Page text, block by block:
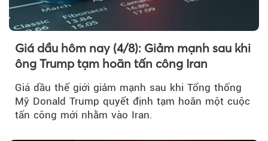
Giá dầu hôm nay (4/8): Giảm mạnh sau khi
ông Trump tạm hoãn tấn công Iran
Giá dầu thế giới giảm mạnh sau khi Tổng thống
Mỹ Donald Trump quyết định tạm hoãn một cuộc
tấn công mới nhằm vào Iran.